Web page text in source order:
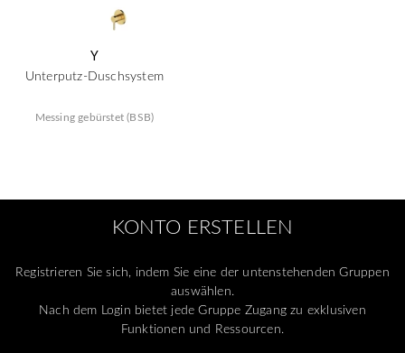
Y
Unterputz-Duschsystem
Messing gebürstet (BSB)
KONTO ERSTELLEN
Registrieren Sie sich, indem Sie eine der untenstehenden Gruppen
auswählen.
Nach dem Login bietet jede Gruppe Zugang zu exklusiven
Funktionen und Ressourcen.